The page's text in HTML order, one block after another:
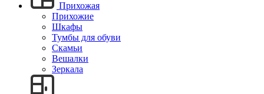
Прихожая
Прихожие
Шкафы
Тумбы для обуви
Скамьи
Вешалки
Зеркала